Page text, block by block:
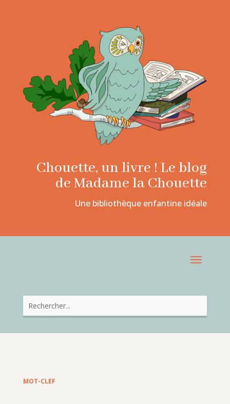
Chouette, un livre ! Le blog
de Madame la Chouette
Une bibliothèque enfantine idéale
MOT-CLEF